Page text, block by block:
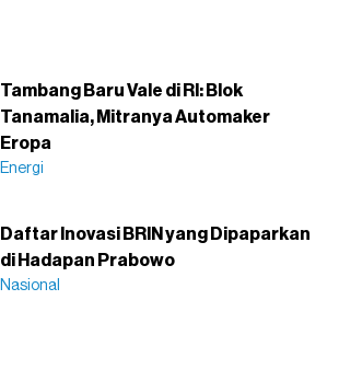
Tambang Baru Vale di RI: Blok
Tanamalia, Mitranya Automaker
Eropa
Energi
Daftar Inovasi BRIN yang Dipaparkan
di Hadapan Prabowo
Nasional